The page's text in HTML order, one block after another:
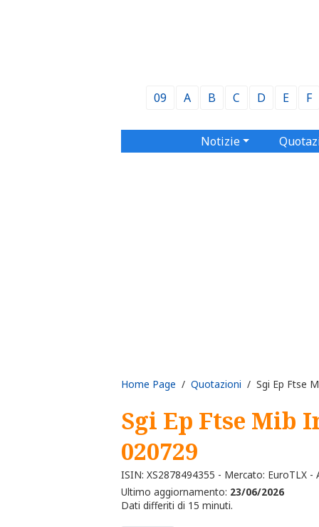
09 A B C D E F
Notizie
Home Page / Quotazioni / Sgi Ep Ftse
Sgi Ep Ftse Mib
020729
ISIN: XS2878494355 - Mercato: EuroTLX -
Ultimo aggiornamento: 23/06/2026
Dati differiti di 15 minuti.